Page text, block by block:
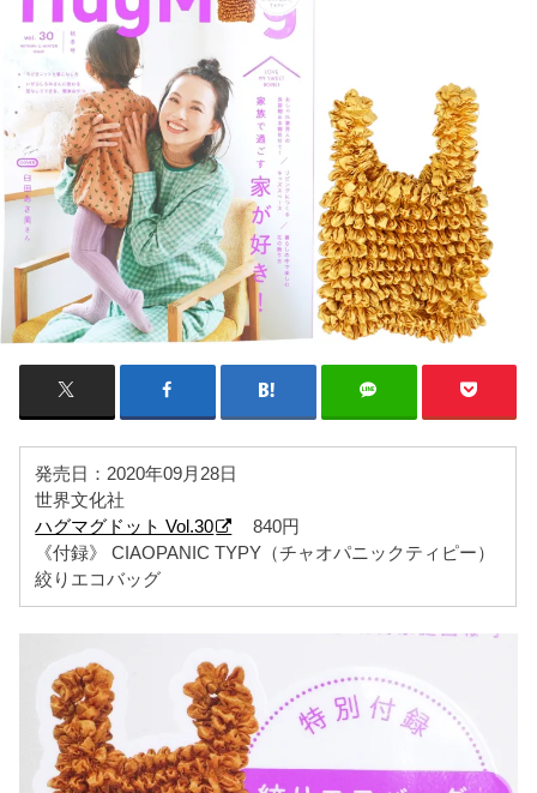
発売日：2020年09月28日
世界文化社
ハグマグドット Vol.30
840円
《付録》 CIAOPANIC TYPY（チャオパニックティピー）
絞りエコバッグ